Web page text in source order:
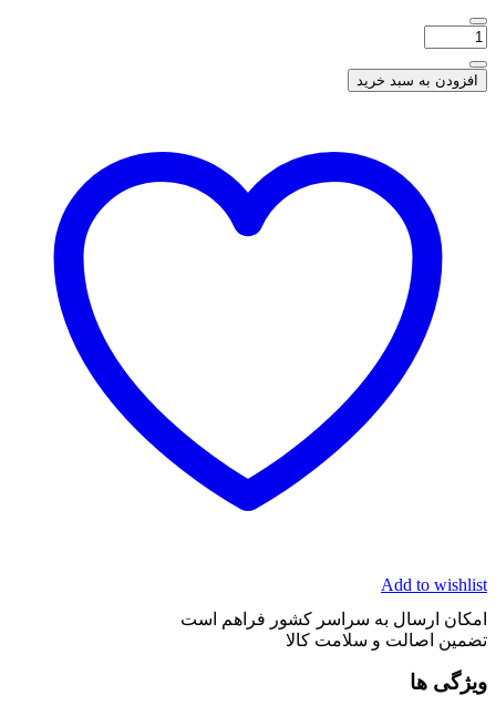
افزودن به سبد خرید
Add to wishlist
امکان ارسال به سراسر کشور فراهم است
تضمین اصالت و سلامت کالا
ویژگی ها